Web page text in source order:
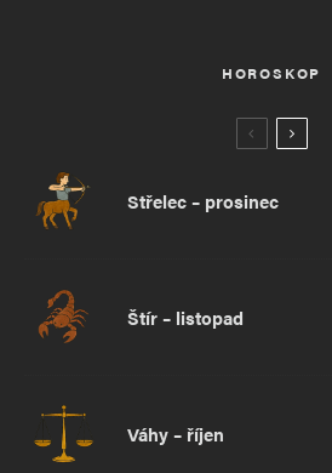
HOROSKOP
Střelec – prosinec
Štír – listopad
Váhy – říjen